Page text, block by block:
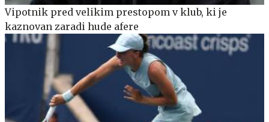
Vipotnik pred velikim prestopom v klub, ki je
kaznovan zaradi hude afere